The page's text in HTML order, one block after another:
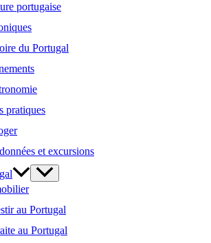
portugaise
du Portugal
pratiques
et excursions
au Portugal
au Portugal